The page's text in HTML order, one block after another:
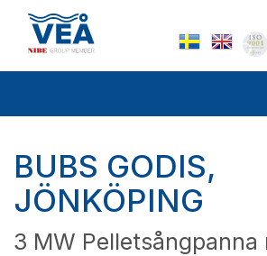
BUBS GODIS,
JÖNKÖPING
3 MW Pelletsångpanna